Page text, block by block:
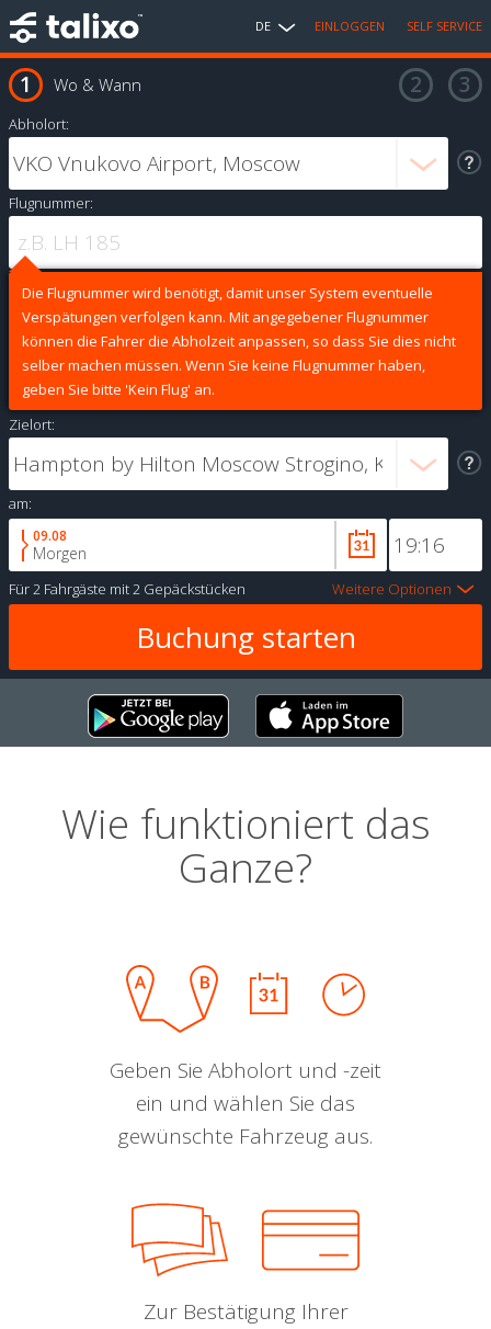
DE EINLOGGEN SELF SERVICE
Wo & Wann
Abholort:
Flugnummer:
Die Flugnummer wird benötigt, damit unser System eventuelle
Verspätungen verfolgen kann. Mit angegebener Flugnummer
können die Fahrer die Abholzeit anpassen, so dass Sie dies nicht
selber machen müssen. Wenn Sie keine Flugnummer haben,
geben Sie bitte 'Kein Flug' an.
Zielort:
am:
09.08
Morgen
Für2 Fahrgäste mit2 Gepäckstücken Weitere Optionen
Wie funktioniert das
Ganze?
Geben Sie Abholort und -zeit
ein und wählen Sie das
gewünschte Fahrzeug aus.
Zur Bestätigung Ihrer